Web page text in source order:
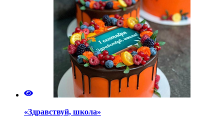
«Здравствуй, школа»